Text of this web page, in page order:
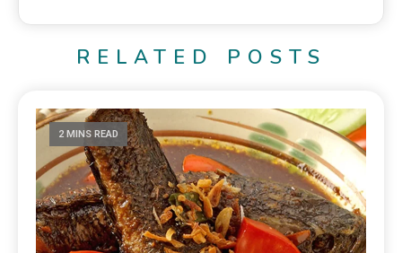
RELATED POSTS
2 MINS READ